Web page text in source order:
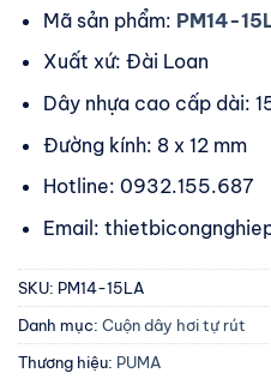
Mã sản phẩm: PM14-
Xuất xứ: Đài Loan
Dây nhựa cao cấp dài:
Đường kính: 8 x 12 mm
Hotline: 0932.155.687
Email:
SKU: PM14-15LA
Danh mục: Cuộn dây hơi tự rút
Thương hiệu: PUMA